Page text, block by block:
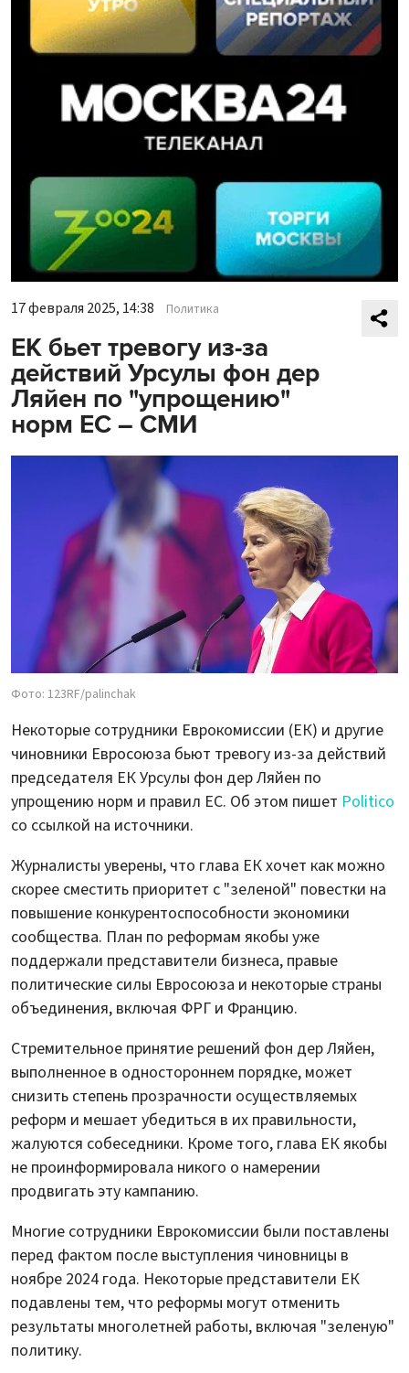
17 февраля 2025, 14:38 Политика
ЕК бьет тревогу из-за
действий Урсулы фон дер
Ляйен по "упрощению"
норм ЕС – СМИ
Фото: 123RF/palinchak
Некоторые сотрудники Еврокомиссии (ЕК) и другие
чиновники Евросоюза бьют тревогу из-за действий
председателя ЕК Урсулы фон дер Ляйен по
упрощению норм и правил ЕС. Об этом пишет Politico
со ссылкой на источники.
Журналисты уверены, что глава ЕК хочет как можно
скорее сместить приоритет с "зеленой" повестки на
повышение конкурентоспособности экономики
сообщества. План по реформам якобы уже
поддержали представители бизнеса, правые
политические силы Евросоюза и некоторые страны
объединения, включая ФРГ и Францию.
Стремительное принятие решений фон дер Ляйен,
выполненное в одностороннем порядке, может
снизить степень прозрачности осуществляемых
реформ и мешает убедиться в их правильности,
жалуются собеседники. Кроме того, глава ЕК якобы
не проинформировала никого о намерении
продвигать эту кампанию.
Многие сотрудники Еврокомиссии были поставлены
перед фактом после выступления чиновницы в
ноябре 2024 года. Некоторые представители ЕК
подавлены тем, что реформы могут отменить
результаты многолетней работы, включая "зеленую"
политику.